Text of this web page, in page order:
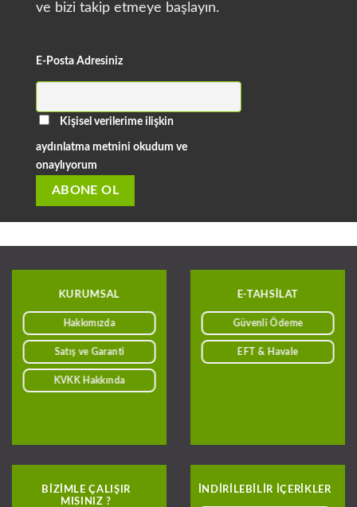
ve bizi takip etmeye başlayın.
E-Posta Adresiniz
Kişisel verilerime ilişkin
aydınlatma metnini okudum ve
onaylıyorum
KURUMSAL
Hakkımızda
Satış ve Garanti
KVKK Hakkında
BIZIMLE ÇALIŞIR
MISINIZ ?
E-TAHSILAT
Güvenli Ödeme
EFT & Havale
INDIRILEBILIR IÇERIKLER